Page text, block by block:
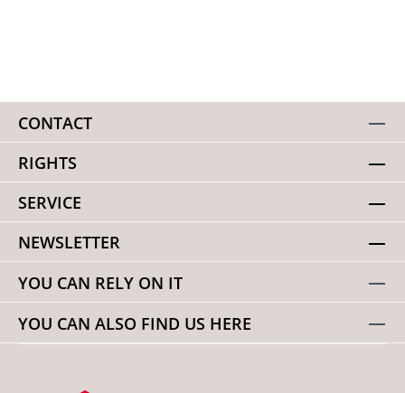
CONTACT
RIGHTS
SERVICE
NEWSLETTER
YOU CAN RELY ON IT
YOU CAN ALSO FIND US HERE